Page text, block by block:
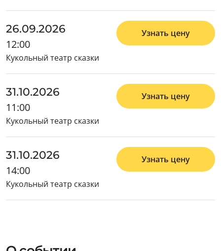
26.09.2026
12:00
Кукольный театр сказки
Узнать цену
31.10.2026
11:00
Кукольный театр сказки
Узнать цену
31.10.2026
14:00
Кукольный театр сказки
Узнать цену